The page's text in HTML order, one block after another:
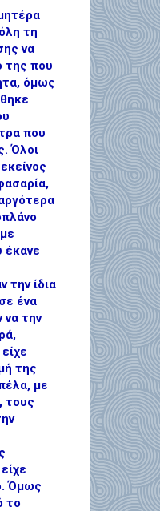
τη
να
της που
όμως
που
Όλοι
έκανε
την ίδια
ένα
να την
της
με
τους
Όμως
το